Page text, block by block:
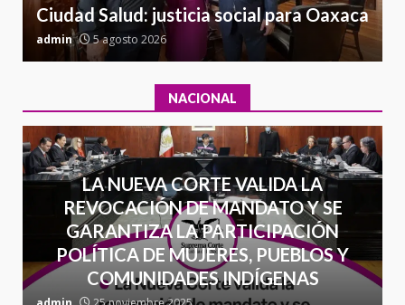
Ciudad Salud: justicia social para Oaxaca
admin 5 agosto 2026
NACIONAL
LA NUEVA CORTE VALIDA LA
REVOCACIÓN DE MANDATO Y SE
GARANTIZA LA PARTICIPACIÓN
POLÍTICA DE MUJERES, PUEBLOS Y
COMUNIDADES INDÍGENAS